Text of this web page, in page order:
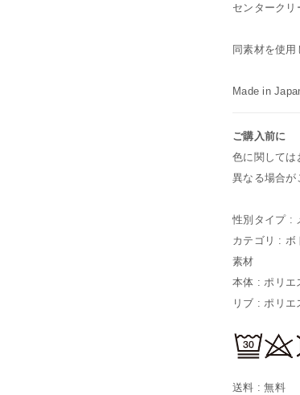
センタークリ
同素材を使用
Made in
ご購入前に
色に関しては
異なる場合が
性別タイプ :
カテゴリ : ボ
素材
本体 : ポリエ
リブ : ポリ
送料 : 無料